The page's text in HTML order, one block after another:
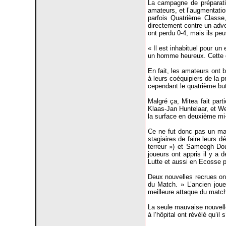
La campagne de
amateurs, et
parfois Quatrième
directement contre un
ont perdu 0-4, mais ils
« Il est inhabituel pour un
un homme heureux.
En fait, les amateurs ont
à leurs coéquipiers de la
cependant le quatrième
Malgré ça, Mitea fait
Klaas-Jan Huntelaar, et
la surface en deuxième
Ce ne fut donc pas un
stagiaires de faire leurs
terreur ») et Sameegh
joueurs ont appris il y a
Lutte et aussi en Ecosse
Deux nouvelles recrues
du Match. » L’ancien
meilleure attaque du
La seule mauvaise
à l’hôpital ont révélé qu’il